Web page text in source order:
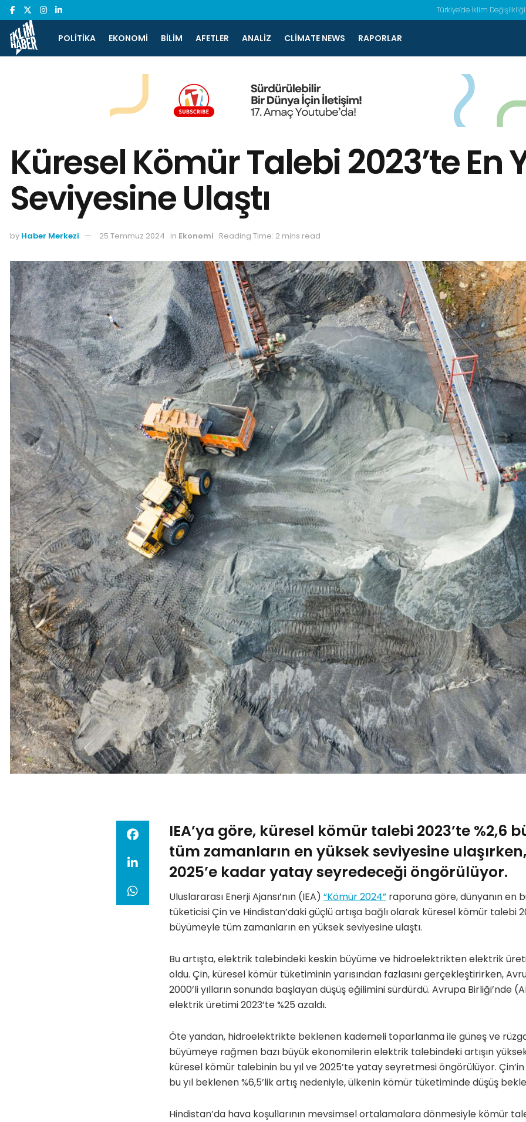
Türkiye’de İklim Değişlikliği
POLITIKA EKONOMI BILIM AFETLER ANALIZ CLIMATE NEWS RAPORLAR
Küresel Kömür Talebi 2023’te En
Seviyesine Ulaştı
by Haber Merkezi 25 Temmuz 2024 in Ekonomi Reading Time: 2 mins read
IEA’ya göre, küresel kömür talebi 2023’te %2,6
tüm zamanların en yüksek seviyesine
2025’e kadar yatay seyredeceği öngörülüyor.
Uluslararası Enerji Ajansı’nın (IEA) “Kömür 2024” raporuna göre, dünyanın en
tüketicisi Çin ve Hindistan’daki güçlü artışa bağlı olarak küresel kömür talebi
büyümeyle tüm zamanların en yüksek seviyesine ulaştı.
Bu artışta, elektrik talebindeki keskin büyüme ve hidroelektrikten elektrik
oldu. Çin, küresel kömür tüketiminin yarısından fazlasını gerçekleştirirken,
2000’li yılların sonunda başlayan düşüş eğilimini sürdürdü. Avrupa Birliği’nde
elektrik üretimi 2023’te %25 azaldı.
Öte yandan, hidroelektrikte beklenen kademeli toparlanma ile güneş ve
büyümeye rağmen bazı büyük ekonomilerin elektrik talebindeki artışın
küresel kömür talebinin bu yıl ve 2025’te yatay seyretmesi öngörülüyor.
bu yıl beklenen %6,5’lik artış nedeniyle, ülkenin kömür tüketiminde düşüş
Hindistan’da hava koşullarının mevsimsel ortalamalara dönmesiyle kömür